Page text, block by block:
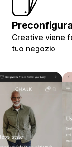
Creative viene
tuo negozio